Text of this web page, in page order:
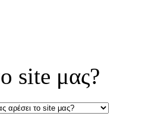
site μας?